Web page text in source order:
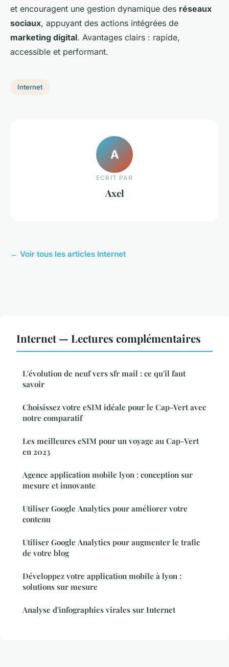
et encouragent une gestion dynamique des réseaux
sociaux, appuyant des actions intégrées de
marketing digital. Avantages clairs : rapide,
accessible et performant.
Internet
A
ECRIT PAR
Axel
← Voir tous les articles Internet
Internet — Lectures complémentaires
L'évolution de neuf vers sfr mail : ce qu'il faut
savoir
Choisissez votre eSIM idéale pour le Cap-Vert avec
notre comparatif
Les meilleures eSIM pour un voyage au Cap-Vert
en 2023
Agence application mobile lyon : conception sur
mesure et innovante
Utiliser Google Analytics pour améliorer votre
contenu
Utiliser Google Analytics pour augmenter le trafic
de votre blog
Développez votre application mobile à lyon :
solutions sur mesure
Analyse d'infographies virales sur Internet